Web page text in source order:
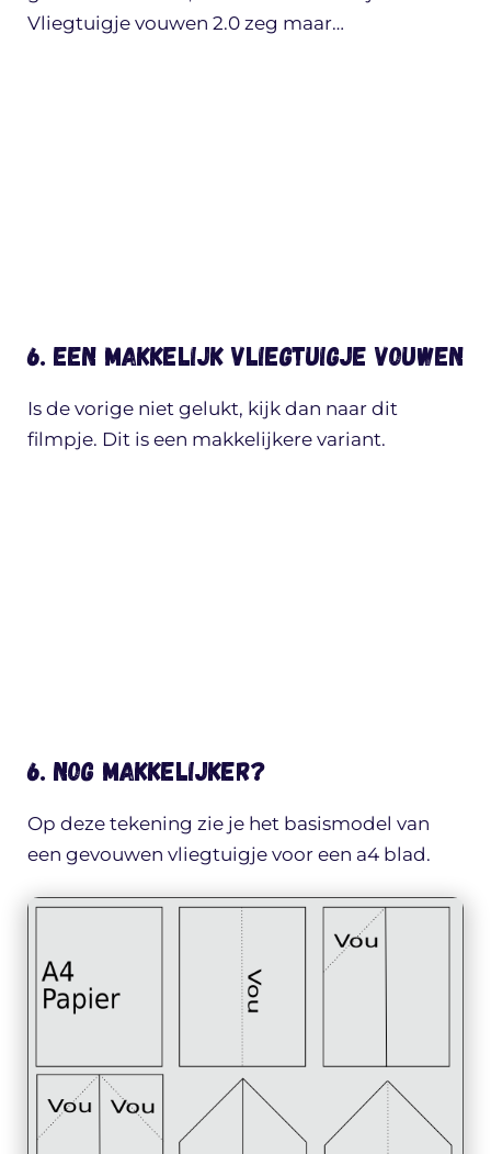
Vliegtuigje vouwen 2.0 zeg maar…
6. Een makkelijk vliegtuigje vouwen
Is de vorige niet gelukt, kijk dan naar dit
filmpje. Dit is een makkelijkere variant.
6. Nog makkelijker?
Op deze tekening zie je het basismodel van
een gevouwen vliegtuigje voor een a4 blad.